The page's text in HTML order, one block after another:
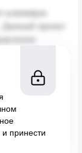
принести